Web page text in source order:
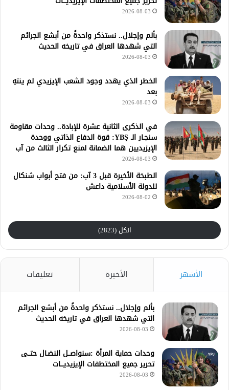
2026-08-03
بألم وإجلال.. نستذكر واحدةً من أبشع الجرائم
التي شهدها العراق في تاريخه الحديث
2026-08-03
الخطر الذي يهدد وجود الشعب الإيزيدي لم ينتهِ
بعد
2026-08-03
في الذكرى الثانية عشرة للإبادة.. وحدات مقاومة
سنجـار الـ YBŞ: قوة الدفاع الذاتي ووحدة
الإيزيديين هما الضمانة لمنع تكرار الثالث من آب
2026-08-03
الطبخة الأخيرة قبل 3 آب: من فتح أبواب شنكال
للدولة الأسلامية داعش
2026-08-02
الكل (2823)
الأشهر الأخيرة تعليقات
بألم وإجلال.. نستذكر واحدةً من أبشع الجرائم
التي شهدها العراق في تاريخه الحديث
2026-08-03
وحدات حماية المرأة :سنواصــل النضـال حتــى
تحرير جميع المختطفات الإيزيديـــات
2026-08-03